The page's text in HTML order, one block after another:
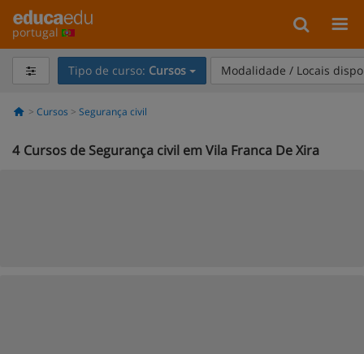
portugal
Tipo de curso: Cursos Modalidade / Locais
Cursos Segurança civil
4 Cursos de Segurança civil em Vila Franca De Xira